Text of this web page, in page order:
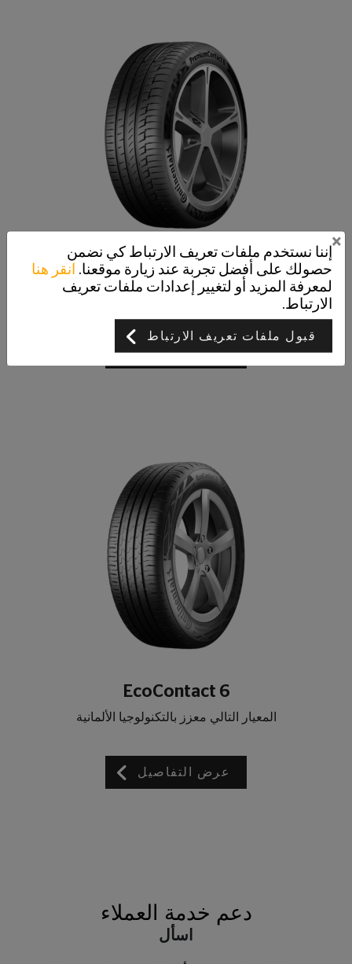
PremiumContact 6
تم تطويره لجميع فئات سيارات الركاب
عرض التفاصيل
EcoContact 6
المعيار التالي معزز بالتكنولوجيا الألمانية
عرض التفاصيل
دعم خدمة العملاء
اسأل
إننا نستخدم ملفات تعريف الارتباط كي نضمن
حصولك على أفضل تجربة عند زيارة موقعنا. انقر هنا
لمعرفة المزيد أو لتغيير إعدادات ملفات تعريف
الارتباط.
قبول ملفات تعريف الارتباط
×